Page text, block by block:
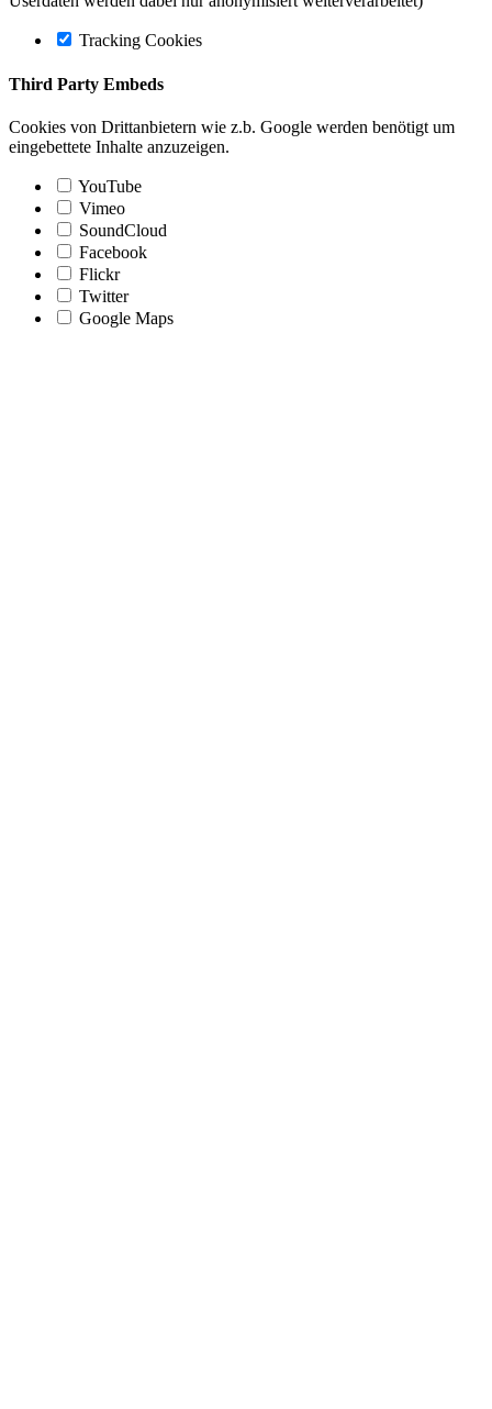
Tracking Cookies
Third Party Embeds
Cookies von Drittanbietern wie z.b. Google werden benötigt um
eingebettete Inhalte anzuzeigen.
YouTube
Vimeo
SoundCloud
Facebook
Flickr
Twitter
Google Maps